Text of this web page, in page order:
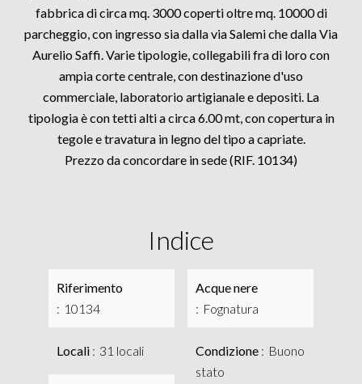
fabbrica di circa mq. 3000 coperti oltre mq. 10000 di
parcheggio, con ingresso sia dalla via Salemi che dalla Via
Aurelio Saffi. Varie tipologie, collegabili fra di loro con
ampia corte centrale, con destinazione d'uso
commerciale, laboratorio artigianale e depositi. La
tipologia è con tetti alti a circa 6.00 mt, con copertura in
tegole e travatura in legno del tipo a capriate.
Prezzo da concordare in sede (RIF. 10134)
Indice
Riferimento
10134
Locali 31 locali
Acque nere
Fognatura
Condizione
Buono
stato